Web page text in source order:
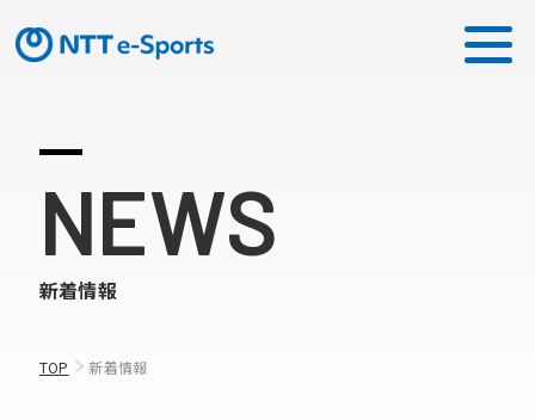
ミッション
ソリューション
ピックアップ
ニュース
NEWS
新着情報
TOP 新着情報